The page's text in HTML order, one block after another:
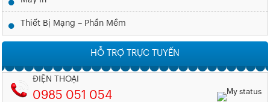
Thiết Bị Mạng – Phần Mềm
HỖ TRỢ TRỰC TUYẾN
ĐIỆN THOẠI
0985 051 054